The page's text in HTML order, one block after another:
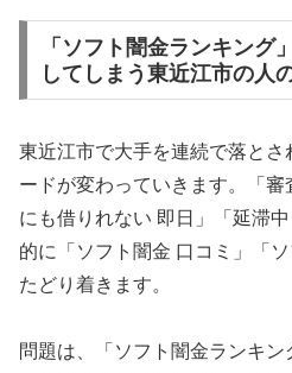
「ソフト闇金ランキング
してしまう東近江市の人
東近江市で大手を連続で落と
ードが変わっていきます。「審
にも借りれない 即日」「延滞
的に「ソフト闇金 口コミ」「
たどり着きます。
問題は、「ソフト闇金ランキ